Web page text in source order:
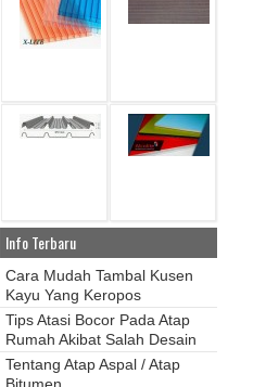
Info Terbaru
Cara Mudah Tambal Kusen
Kayu Yang Keropos
Tips Atasi Bocor Pada Atap
Rumah Akibat Salah Desain
Tentang Atap Aspal / Atap